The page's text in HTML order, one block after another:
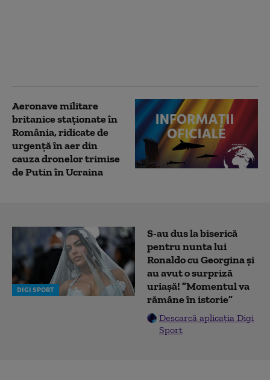
Aeronave militare
britanice staționate în
România, ridicate de
urgență în aer din
cauza dronelor trimise
de Putin în Ucraina
DIGI SPORT
S-au dus la biserică
pentru nunta lui
Ronaldo cu Georgina și
au avut o surpriză
uriașă! ”Momentul va
rămâne în istorie”
Descarcă aplicația Digi
Sport